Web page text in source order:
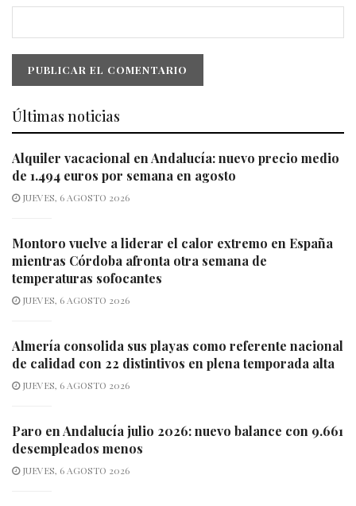
Últimas noticias
Alquiler vacacional en Andalucía: nuevo precio medio
de 1.494 euros por semana en agosto
JUEVES, 6 AGOSTO 2026
Montoro vuelve a liderar el calor extremo en España
mientras Córdoba afronta otra semana de
temperaturas sofocantes
JUEVES, 6 AGOSTO 2026
Almería consolida sus playas como referente nacional
de calidad con 22 distintivos en plena temporada alta
JUEVES, 6 AGOSTO 2026
Paro en Andalucía julio 2026: nuevo balance con 9.661
desempleados menos
JUEVES, 6 AGOSTO 2026